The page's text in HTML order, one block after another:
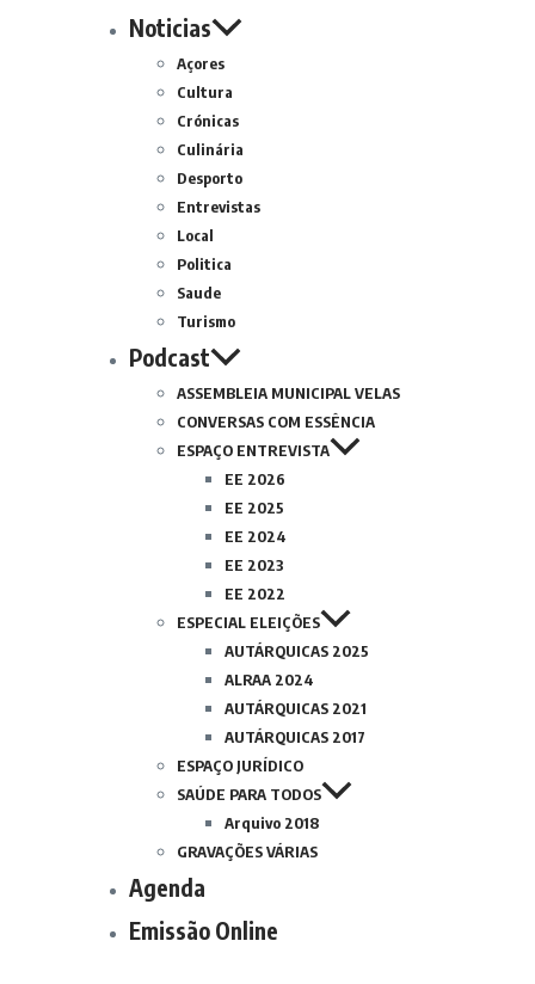
Noticias
Açores
Cultura
Crónicas
Culinária
Desporto
Entrevistas
Local
Politica
Saude
Turismo
Podcast
ASSEMBLEIA MUNICIPAL VELAS
CONVERSAS COM ESSÊNCIA
ESPAÇO ENTREVISTA
EE 2026
EE 2025
EE 2024
EE 2023
EE 2022
ESPECIAL ELEIÇÕES
AUTÁRQUICAS 2025
ALRAA 2024
AUTÁRQUICAS 2021
AUTÁRQUICAS 2017
ESPAÇO JURÍDICO
SAÚDE PARA TODOS
Arquivo 2018
GRAVAÇÕES VÁRIAS
Agenda
Emissão Online